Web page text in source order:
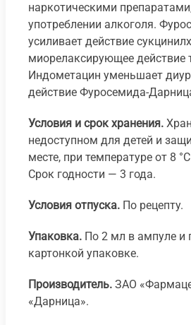
наркотическими
употреблении алкоголя.
усиливает действие
миорелаксирующее действие
Индометацин уменьшает
действие Фуросемида-
Условия и срок хранения.
недоступном для детей и
месте, при температуре от 8
Срок годности — 3 года.
Условия отпуска. По рецепту.
Упаковка. По 2 мл в ампуле и
картонкой упаковке.
Производитель. ЗАО
«Дарница».